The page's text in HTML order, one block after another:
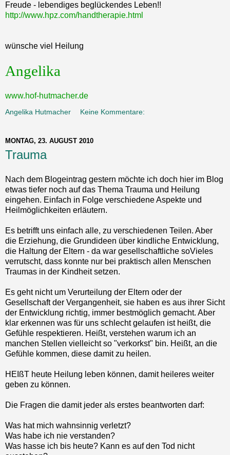
Freude - lebendiges beglückendes Leben!!
http://www.hpz.com/handtherapie.html
wünsche viel Heilung
Angelika
www.hof-hutmacher.de
Angelika Hutmacher Keine Kommentare:
MONTAG, 23. AUGUST 2010
Trauma
Nach dem Blogeintrag gestern möchte ich doch hier im Blog
etwas tiefer noch auf das Thema Trauma und Heilung
eingehen. Einfach in Folge verschiedene Aspekte und
Heilmöglichkeiten erläutern.
Es betrifft uns einfach alle, zu verschiedenen Teilen. Aber
die Erziehung, die Grundideen über kindliche Entwicklung,
die Haltung der Eltern - da war gesellschaftliche soVieles
verrutscht, dass konnte nur bei praktisch allen Menschen
Traumas in der Kindheit setzen.
Es geht nicht um Verurteilung der Eltern oder der
Gesellschaft der Vergangenheit, sie haben es aus ihrer Sicht
der Entwicklung richtig, immer bestmöglich gemacht. Aber
klar erkennen was für uns schlecht gelaufen ist heißt, die
Gefühle respektieren. Heißt, verstehen warum ich an
manchen Stellen vielleicht so "verkorkst" bin. Heißt, an die
Gefühle kommen, diese damit zu heilen.
HEIßT heute Heilung leben können, damit heileres weiter
geben zu können.
Die Fragen die damit jeder als erstes beantworten darf:
Was hat mich wahnsinnig verletzt?
Was habe ich nie verstanden?
Was hasse ich bis heute? Kann es auf den Tod nicht